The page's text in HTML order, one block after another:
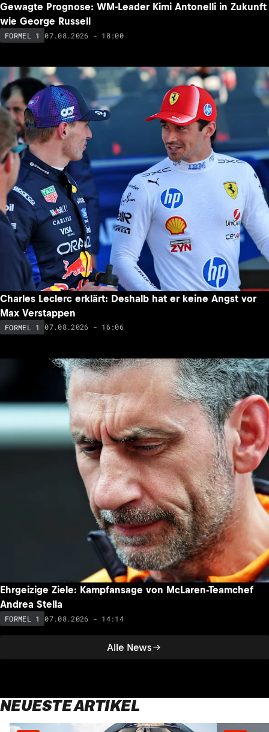
Alle News
Gewagte Prognose: WM-Leader Kimi Antonelli in Zukunft
wie George Russell
FORMEL 1 07.08.2026 - 18:00
Charles Leclerc erklärt: Deshalb hat er keine Angst vor
Max Verstappen
FORMEL 1 07.08.2026 - 16:06
Ehrgeizige Ziele: Kampfansage von McLaren-Teamchef
Andrea Stella
FORMEL 1 07.08.2026 - 14:14
NEUESTE ARTIKEL